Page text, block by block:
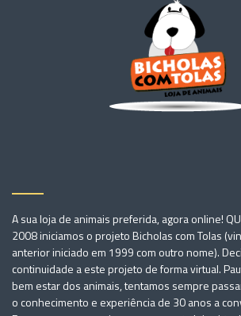
A sua loja de animais preferida, agora online!
2008 iniciamos o projeto Bicholas com Tolas
anterior iniciado em 1999 com outro nome).
continuidade a este projeto de forma virtual.
bem estar dos animais, tentamos sempre
o conhecimento e experiência de 30 anos a